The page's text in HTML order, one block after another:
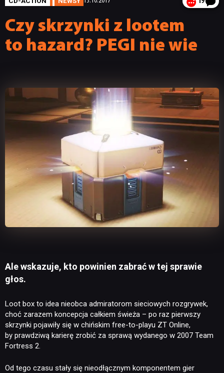
Czy skrzynki z lootem
to hazard? PEGI nie wie
Ale wskazuje, kto powinien zabrać w tej sprawie
głos.
Loot box to idea nieobca admiratorom sieciowych rozgrywek,
choć zarazem koncepcja całkiem świeża – po raz pierwszy
skrzynki pojawiły się w chińskim free-to-playu ZT Online,
by prawdziwą karierę zrobić za sprawą wydanego w 2007 Team
Fortress 2.
Od tego czasu stały się nieodłącznym komponentem gier